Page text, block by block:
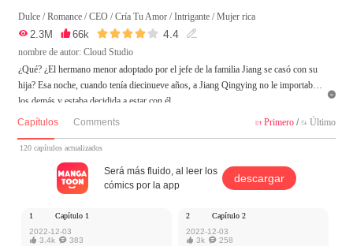
Dulce /Romance /CEO /Cría Tu Amor /Intrigante /Mujer rica
 2.3M 66k   4.4 
nombre de autor: Cloud Studio
¿Qué? ¿El hermano menor adoptado por el jefe de la familia Jiang se casó con su
hija? Esa noche, cuando tenía diecinueve años, a Jiang Qingying no le importaban
los demás y estaba decidida a estar con él.
"Jiang Minxuan, ¿huyamos juntos?"
MangaToon tiene autorización de Cloud Studio para publicar esa obra, el contenid
o del mismo representa el punto de vista del autor, y no el de MangaToon.

Capítulos Comments  Primero/  Último
120 capítulos actualizados
Será más fluido, al leer los
cómics por la app
descargar
1
Capítulo 1
2022-12-03
 3.4k 383
2
Capítulo 2
2022-12-03
 3k 258